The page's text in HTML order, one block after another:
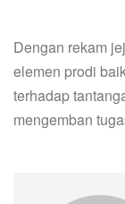
Dengan rekam
elemen prodi
terhadap
mengemban